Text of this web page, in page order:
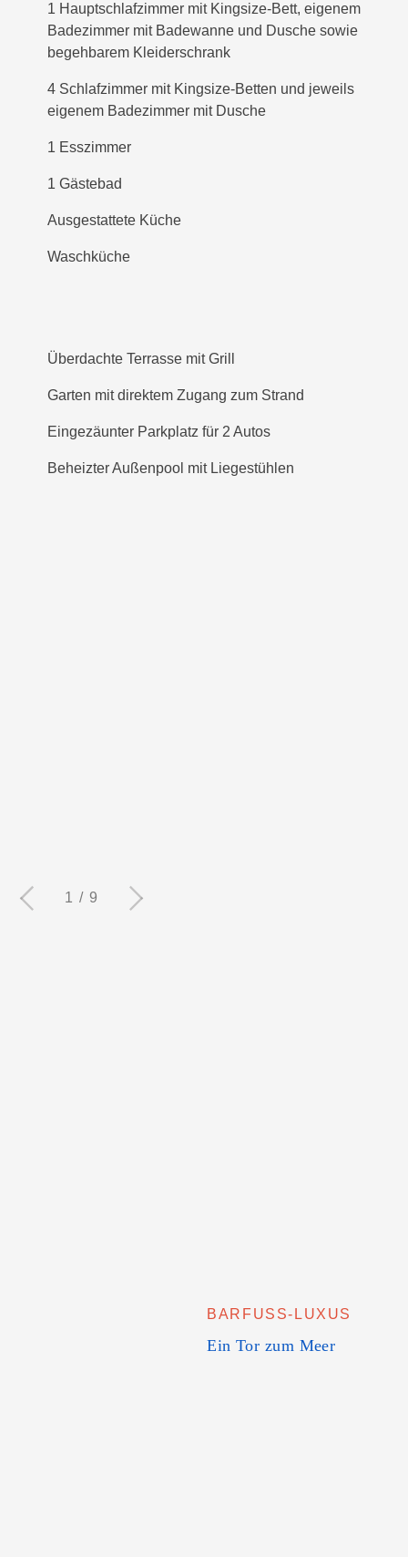
1 Hauptschlafzimmer mit Kingsize-Bett, eigenem
Badezimmer mit Badewanne und Dusche sowie
begehbarem Kleiderschrank
4 Schlafzimmer mit Kingsize-Betten und jeweils
eigenem Badezimmer mit Dusche
1 Esszimmer
1 Gästebad
Ausgestattete Küche
Waschküche
Überdachte Terrasse mit Grill
Garten mit direktem Zugang zum Strand
Eingezäunter Parkplatz für 2 Autos
Beheizter Außenpool mit Liegestühlen
1 / 9
BARFUSS-LUXUS
Ein Tor zum Meer